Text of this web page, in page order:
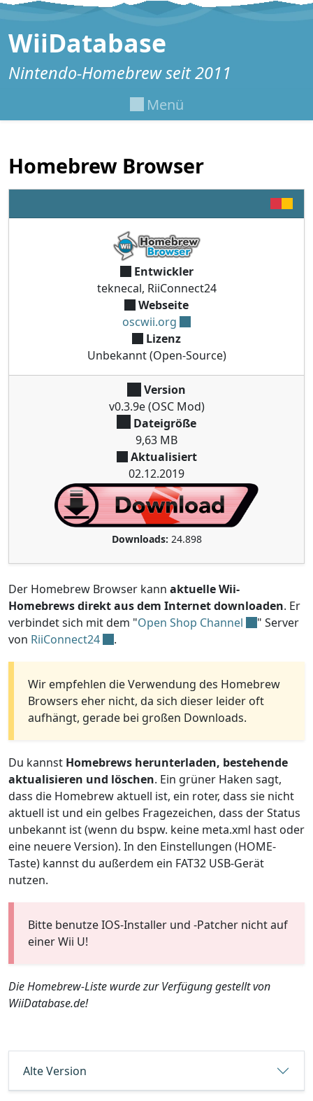
Zum Inhalt springen
WiiDatabase
Nintendo-Homebrew seit 2011
Menü
Homebrew Browser
Entwickler
teknecal, RiiConnect24
Webseite
oscwii.org
Lizenz
Unbekannt (Open-Source)
Version
v0.3.9e (OSC Mod)
Dateigröße
9,63 MB
Aktualisiert
02.12.2019
Downloads: 24.898
Der Homebrew Browser kann aktuelle Wii-
Homebrews direkt aus dem Internet downloaden. Er
verbindet sich mit dem "Open Shop Channel
" Server
von RiiConnect24 .
Wir empfehlen die Verwendung des Homebrew
Browsers eher nicht, da sich dieser leider oft
aufhängt, gerade bei großen Downloads.
Du kannst Homebrews herunterladen, bestehende
aktualisieren und löschen. Ein grüner Haken sagt,
dass die Homebrew aktuell ist, ein roter, dass sie nicht
aktuell ist und ein gelbes Fragezeichen, dass der Status
unbekannt ist (wenn du bspw. keine meta.xml hast oder
eine neuere Version). In den Einstellungen (HOME-
Taste) kannst du außerdem ein FAT32 USB-Gerät
nutzen.
Bitte benutze IOS-Installer und -Patcher nicht auf
einer Wii U!
Die Homebrew-Liste wurde zur Verfügung gestellt von
WiiDatabase.de!
Alte Version